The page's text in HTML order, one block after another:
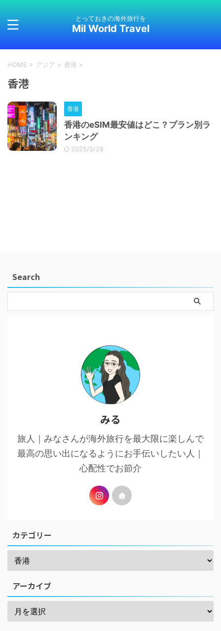
とっておきの海外旅行を
Mil World Travel
HOME > アジア > 香港 >
香港
香港
香港のeSIM最安値はどこ？プラン別ラ
ンキング
2025/5/28
Search
みる
旅人｜みなさんが海外旅行を最大限に楽しんで
最高の思い出になるようにお手伝いしたい人｜
心配性でお節介
カテゴリー
アーカイブ